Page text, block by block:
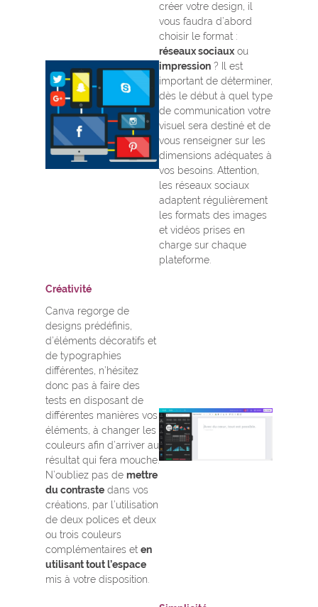
créer votre design, il
vous faudra d’abord
choisir le format :
réseaux sociaux ou
impression ? Il est
important de déterminer,
dès le début à quel type
de communication votre
visuel sera destiné et de
vous renseigner sur les
dimensions adéquates à
vos besoins. Attention,
les réseaux sociaux
adaptent régulièrement
les formats des images
et vidéos prises en
charge sur chaque
plateforme.
Créativité
Canva regorge de
designs prédéfinis,
d’éléments décoratifs et
de typographies
différentes, n’hésitez
donc pas à faire des
tests en disposant de
différentes manières vos
éléments, à changer les
couleurs afin d’arriver au
résultat qui fera mouche.
N’oubliez pas de mettre
du contraste dans vos
créations, par l’utilisation
de deux polices et deux
ou trois couleurs
complémentaires et en
utilisant tout l’espace
mis à votre disposition.